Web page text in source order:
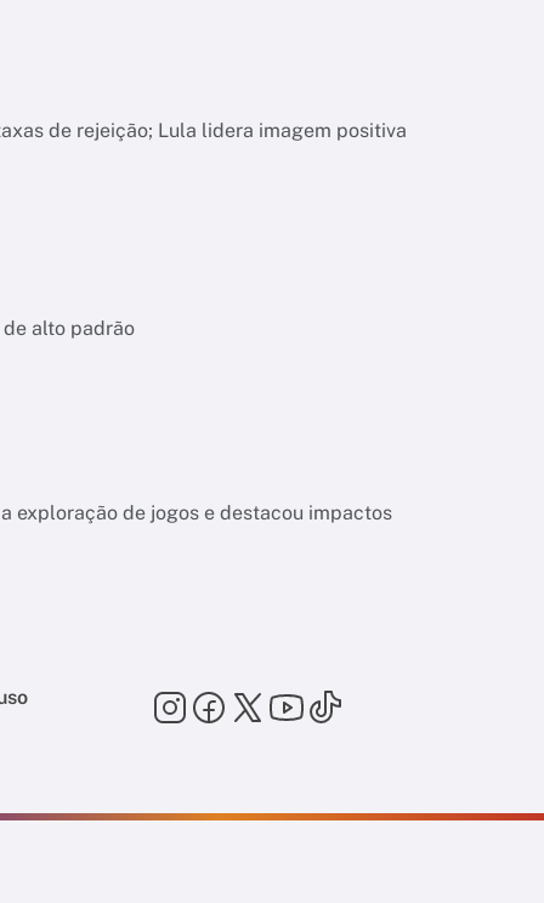
de rejeição; Lula lidera imagem positiva
alto padrão
exploração de jogos e destacou impactos